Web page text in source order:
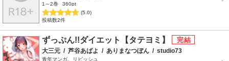
1～2巻
360pt
(5.0)
投稿数2件
ずっぷん!!ダイエット【タテヨミ】
大三元 / 芦谷あばよ / ありまなつぼん / studio73
青年マンガ、リビッシュ